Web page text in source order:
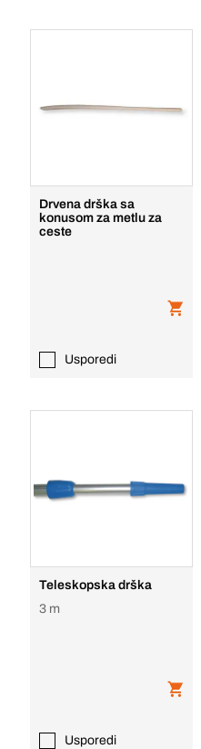
Drvena drška sa
konusom za metlu za
ceste
Usporedi
Teleskopska drška
3 m
Usporedi